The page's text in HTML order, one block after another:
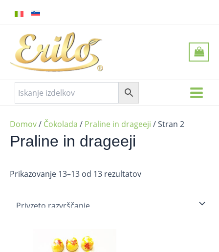
content
Domov/ Čokolada / Praline in drageeji / Stran 2
Praline in drageeji
Prikazovanje 13–13 od 13 rezultatov